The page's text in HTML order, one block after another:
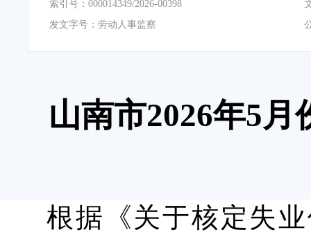
索引号： 000014349/2026-00398
发文字号： 劳动人事监察
山南市2026年5
根据《关于核定失